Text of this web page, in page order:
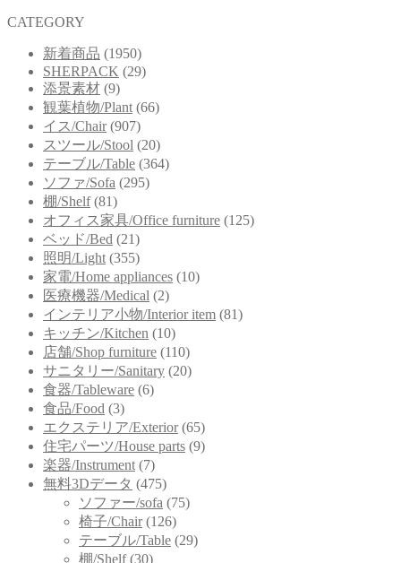
CATEGORY
新着商品 (1950)
SHERPACK (29)
添景素材 (9)
観葉植物/Plant (66)
イス/Chair (907)
スツール/Stool (20)
テーブル/Table (364)
ソファ/Sofa (295)
棚/Shelf (81)
オフィス家具/Office furniture (125)
ベッド/Bed (21)
照明/Light (355)
家電/Home appliances (10)
医療機器/Medical (2)
インテリア小物/Interior item (81)
キッチン/Kitchen (10)
店舗/Shop furniture (110)
サニタリー/Sanitary (20)
食器/Tableware (6)
食品/Food (3)
エクステリア/Exterior (65)
住宅パーツ/House parts (9)
楽器/Instrument (7)
無料3Dデータ (475)
ソファー/sofa (75)
椅子/Chair (126)
テーブル/Table (29)
棚/Shelf (30)